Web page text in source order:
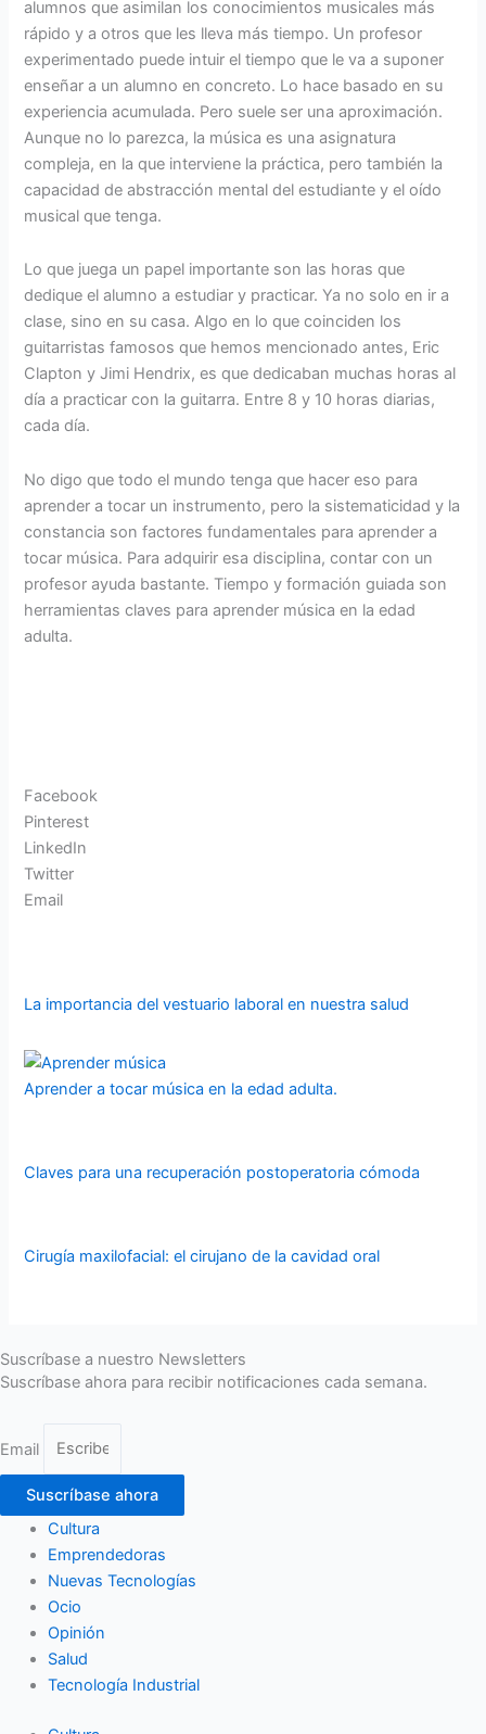
alumnos que asimilan los conocimientos musicales más
rápido y a otros que les lleva más tiempo. Un profesor
experimentado puede intuir el tiempo que le va a suponer
enseñar a un alumno en concreto. Lo hace basado en su
experiencia acumulada. Pero suele ser una aproximación.
Aunque no lo parezca, la música es una asignatura
compleja, en la que interviene la práctica, pero también la
capacidad de abstracción mental del estudiante y el oído
musical que tenga.
Lo que juega un papel importante son las horas que
dedique el alumno a estudiar y practicar. Ya no solo en ir a
clase, sino en su casa. Algo en lo que coinciden los
guitarristas famosos que hemos mencionado antes, Eric
Clapton y Jimi Hendrix, es que dedicaban muchas horas al
día a practicar con la guitarra. Entre 8 y 10 horas diarias,
cada día.
No digo que todo el mundo tenga que hacer eso para
aprender a tocar un instrumento, pero la sistematicidad y la
constancia son factores fundamentales para aprender a
tocar música. Para adquirir esa disciplina, contar con un
profesor ayuda bastante. Tiempo y formación guiada son
herramientas claves para aprender música en la edad
adulta.
Facebook
Pinterest
LinkedIn
Twitter
Email
La importancia del vestuario laboral en nuestra salud
Aprender a tocar música en la edad adulta.
Claves para una recuperación postoperatoria cómoda
Cirugía maxilofacial: el cirujano de la cavidad oral
Suscríbase a nuestro Newsletters
Suscríbase ahora para recibir notificaciones cada semana.
Email
Suscríbase ahora
Cultura
Emprendedoras
Nuevas Tecnologías
Ocio
Opinión
Salud
Tecnología Industrial